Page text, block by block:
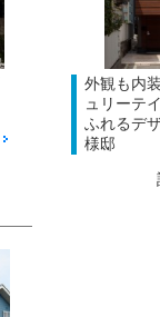
外観も内
ュリーテ
ふれるデ
様邸